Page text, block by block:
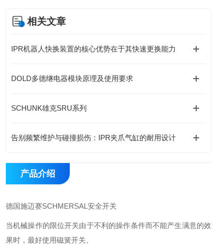
相关文章
IPR机器人快换装置的核心优势在于其快速更换能力
DOLD多德继电器模块原理及使用要求
SCHUNK雄克SRU系列
告别频繁维护与碰撞损伤：IPR夹爪气缸的耐用设计
产品介绍
德国施迈赛SCHMERSAL安全开关
当机械操作的限位开关由于不利的操作条件而不能产生满意的效
果时，最好使用磁簧开关。